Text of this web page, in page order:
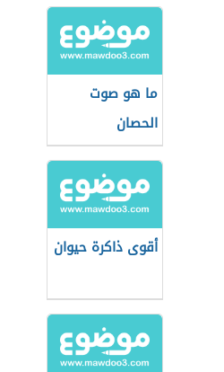
ما هو صوت
الحصان
أقوى ذاكرة حيوان